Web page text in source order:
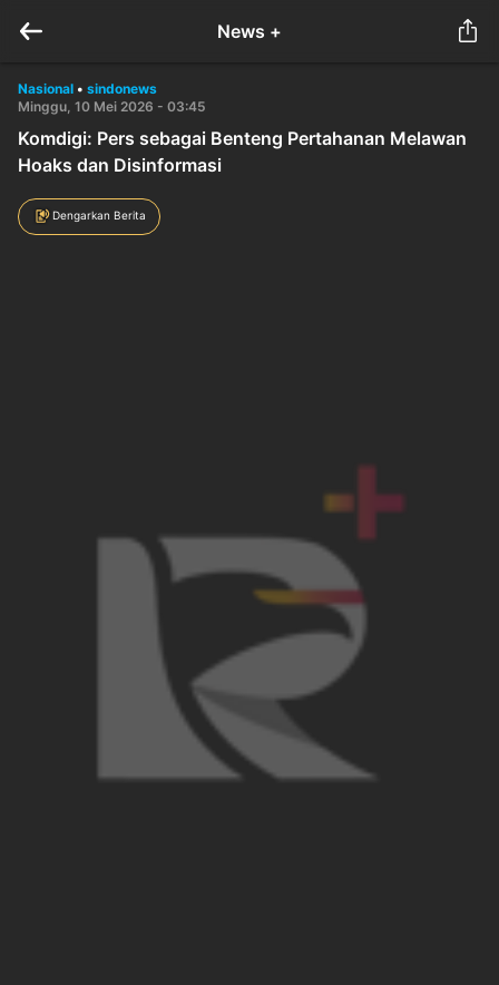
News +
Nasional • sindonews
Minggu, 10 Mei 2026 - 03:45
Komdigi: Pers sebagai Benteng Pertahanan Melawan
Hoaks dan Disinformasi
Dengarkan Berita